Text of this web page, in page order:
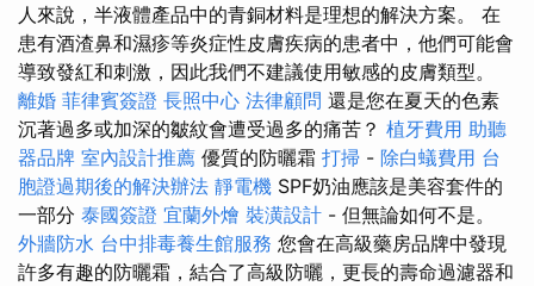
人來說，半液體產品中的青銅材料是理想的解決方案。 在
患有酒渣鼻和濕疹等炎症性皮膚疾病的患者中，他們可能會
導致發紅和刺激，因此我們不建議使用敏感的皮膚類型。
離婚 菲律賓簽證 長照中心 法律顧問 還是您在夏天的色素
沉著過多或加深的皺紋會遭受過多的痛苦？ 植牙費用 助聽
器品牌 室內設計推薦 優質的防曬霜 打掃 - 除白蟻費用 台
胞證過期後的解決辦法 靜電機 SPF奶油應該是美容套件的
一部分 泰國簽證 宜蘭外燴 裝潢設計 - 但無論如何不是。
外牆防水 台中排毒養生館服務 您會在高級藥房品牌中發現
許多有趣的防曬霜，結合了高級防曬，更長的壽命過濾器和